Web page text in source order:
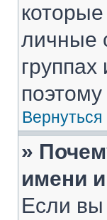
личные
Вернуться
»
имени
Если